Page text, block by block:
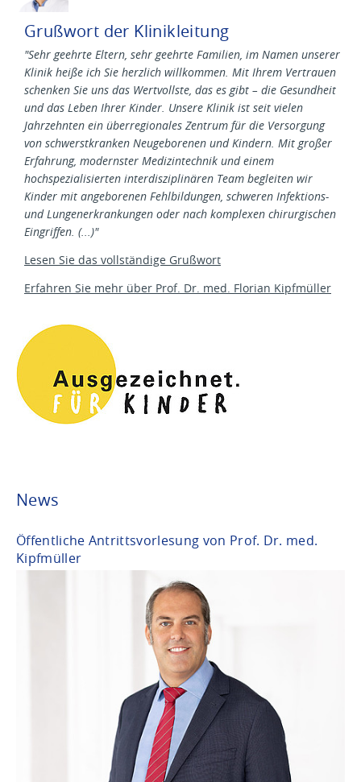
Grußwort der Klinikleitung
"Sehr geehrte Eltern, sehr geehrte Familien, im Namen unserer
Klinik heiße ich Sie herzlich willkommen. Mit Ihrem Vertrauen
schenken Sie uns das Wertvollste, das es gibt – die Gesundheit
und das Leben Ihrer Kinder. Unsere Klinik ist seit vielen
Jahrzehnten ein überregionales Zentrum für die Versorgung
von schwerstkranken Neugeborenen und Kindern. Mit großer
Erfahrung, modernster Medizintechnik und einem
hochspezialisierten interdisziplinären Team begleiten wir
Kinder mit angeborenen Fehlbildungen, schweren Infektions-
und Lungenerkrankungen oder nach komplexen chirurgischen
Eingriffen. (...)"
Lesen Sie das vollständige Grußwort
Erfahren Sie mehr über Prof. Dr. med. Florian Kipfmüller
News
Öffentliche Antrittsvorlesung von Prof. Dr. med.
Kipfmüller